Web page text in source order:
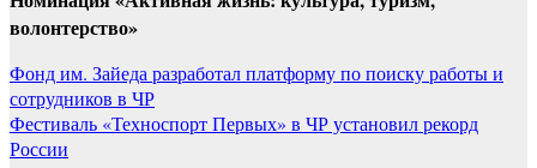
волонтерство»
Навигация
по
записям
Фонд им. Зайеда разработал платформу по поиску работы и
сотрудников в ЧР
Фестиваль «Техноспорт Первых» в ЧР установил рекорд
России